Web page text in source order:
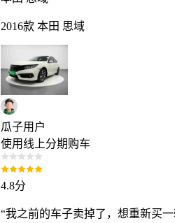
2016款 本田 思域
瓜子用户
使用线上分期购车
4.8分
“我之前的车子卖掉了，想重新买